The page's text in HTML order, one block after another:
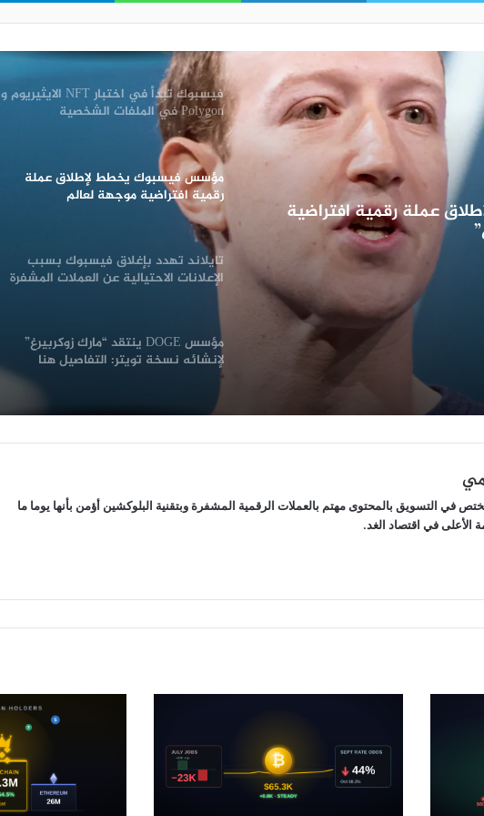
عملة رقمية افتراضية
NFT الأسبوع المقبل: التفاصيل هنا
فيسبوك تبدأ في اختبار NFT الايثيريوم و
Polygon في الملفات الشخصية
للمستخدمين
مؤسس فيسبوك يخطط لإطلاق عملة
رقمية افتراضية موجهة لعالم
“الميتافيرس”
تايلاند تهدد بإغلاق فيسبوك بسبب
الإعلانات الاحتيالية عن العملات المشفرة
مؤسس DOGE ينتقد “مارك زوكربيرغ”
لإنشائه نسخة تويتر: التفاصيل هنا
NFT الأسبوع المقبل: التفاصيل هنا
فيسبوك تبدأ في اختبار NFT الايثيريوم و
رقمية افتراضية موجهة لعالم
“الميتافيرس”
في التسويق بالمحتوى مهتم بالعملات الرقمية المشفرة وبتقنية البلوكشين أؤمن بأنها يوما ما
الأعلى في اقتصاد الغد.